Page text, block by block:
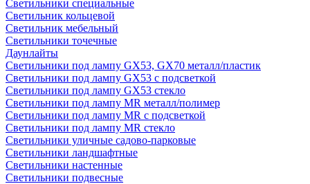
Светильники специальные
Светильник кольцевой
Светильник мебельный
Светильники точечные
Даунлайты
Светильники под лампу GX53, GX70 металл/пластик
Светильники под лампу GX53 с подсветкой
Светильники под лампу GX53 стекло
Светильники под лампу MR металл/полимер
Светильники под лампу MR с подсветкой
Светильники под лампу MR стекло
Светильники уличные садово-парковые
Светильники ландшафтные
Светильники настенные
Светильники подвесные